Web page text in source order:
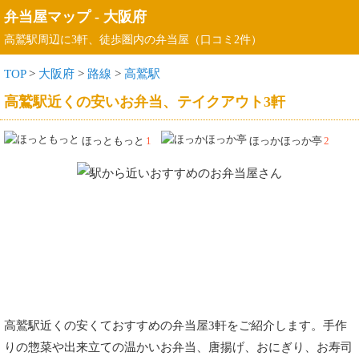
弁当屋マップ- 大阪府
高鷲駅周辺に3軒、徒歩圏内の弁当屋（口コミ2件）
TOP> 大阪府 > 路線 > 高鷲駅
高鷲駅近くの安いお弁当、テイクアウト3軒
ほっともっと 1 ほっかほっか亭2
高鷲駅近くの安くておすすめの弁当屋3軒をご紹介します。手作
りの惣菜や出来立ての温かいお弁当、唐揚げ、おにぎり、お寿司